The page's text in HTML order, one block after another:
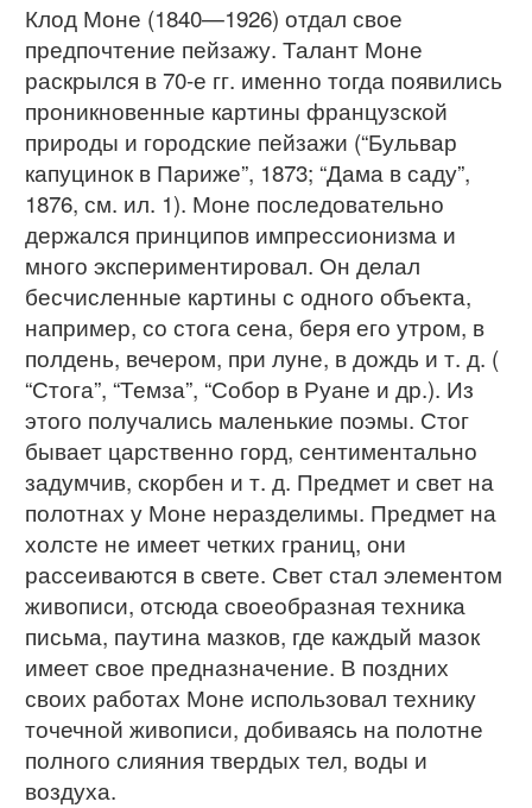
Клод Моне (1840—1926) отдал свое
предпочтение пейзажу. Талант Моне
раскрылся в 70-е гг. именно тогда появились
проникновенные картины французской
природы и городские пейзажи (“Бульвар
капуцинок в Париже”, 1873; “Дама в саду”,
1876, см. ил. 1). Моне последовательно
держался принципов импрессионизма и
много экспериментировал. Он делал
бесчисленные картины с одного объекта,
например, со стога сена, беря его утром, в
полдень, вечером, при луне, в дождь и т. д. (
“Стога”, “Темза”, “Собор в Руане и др.). Из
этого получались маленькие поэмы. Стог
бывает царственно горд, сентиментально
задумчив, скорбен и т. д. Предмет и свет на
полотнах у Моне неразделимы. Предмет на
холсте не имеет четких границ, они
рассеиваются в свете. Свет стал элементом
живописи, отсюда своеобразная техника
письма, паутина мазков, где каждый мазок
имеет свое предназначение. В поздних
своих работах Моне использовал технику
точечной живописи, добиваясь на полотне
полного слияния твердых тел, воды и
воздуха.